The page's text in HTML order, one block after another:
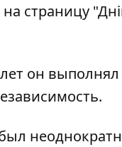
на страницу
он